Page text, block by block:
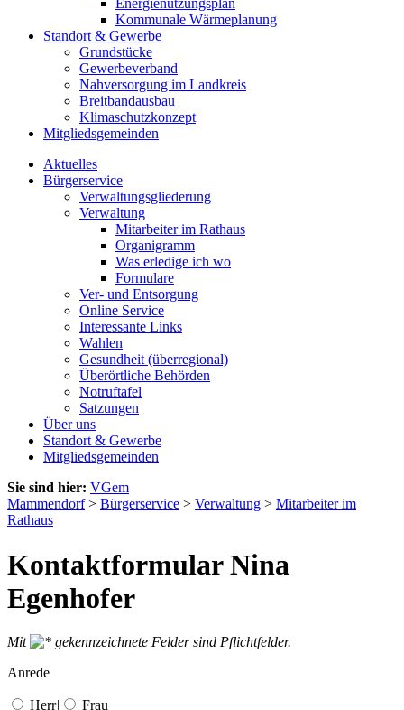
Energienutzungsplan
Kommunale Wärmeplanung
Standort & Gewerbe
Grundstücke
Gewerbeverband
Nahversorgung im Landkreis
Breitbandausbau
Klimaschutzkonzept
Mitgliedsgemeinden
Aktuelles
Bürgerservice
Verwaltungsgliederung
Verwaltung
Mitarbeiter im Rathaus
Organigramm
Was erledige ich wo
Formulare
Ver- und Entsorgung
Online Service
Interessante Links
Wahlen
Gesundheit (überregional)
Überörtliche Behörden
Notruftafel
Satzungen
Über uns
Standort & Gewerbe
Mitgliedsgemeinden
Sie sind hier: VGem
Mammendorf> Bürgerservice > Verwaltung > Mitarbeiter im
Rathaus
Kontaktformular Nina
Egenhofer
Mit
gekennzeichnete Felder sind Pflichtfelder.
Anrede
Herr| Frau